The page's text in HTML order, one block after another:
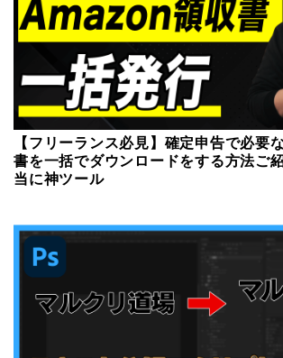
【フリーランス必見】確定申告で必要
書を一括でダウンロードをする方法ご
当に神ツール